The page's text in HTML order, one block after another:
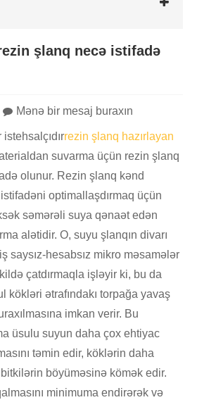
şlanq necə istifadə
Mənə bir mesaj buraxın
rezin şlanq hazırlayan
suvarma üçün rezin şlanq
olunur. Rezin şlanq kənd
optimallaşdırmaq üçün
səmərəli suya qənaət edən
alətidir. O, suyu şlanqın divarı
saysız-hesabsız mikro məsamələr
çatdırmaqla işləyir ki, bu da
kökləri ətrafındakı torpağa yavaş
imkan verir. Bu
üsulu suyun daha çox ehtiyac
təmin edir, köklərin daha
böyüməsinə kömək edir.
minimuma endirərək və